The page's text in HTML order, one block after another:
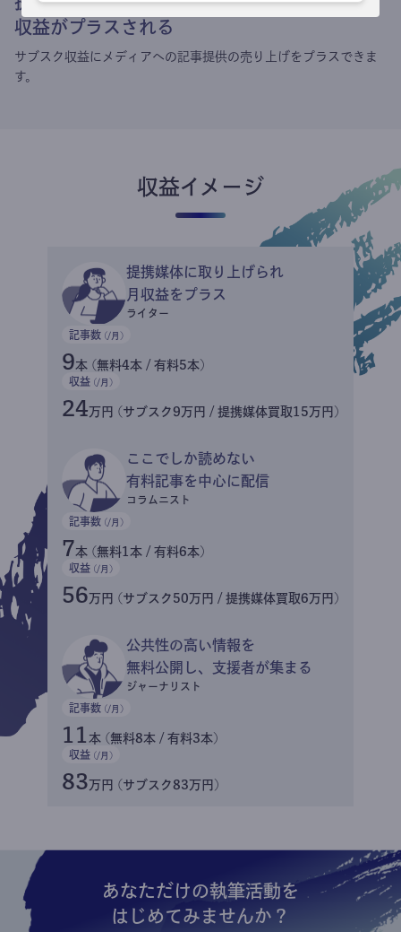
収益がプラスされる
サブスク収益にメディアへの記事提供の売り上げをプラスできま
す。
収益イメージ
提携媒体に取り上げられ
月収益をプラス
ライター
記事数 (/月)
9本 (無料4本 / 有料5本)
収益 (/月)
24万円 (サブスク9万円 / 提携媒体買取15万円)
ここでしか読めない
有料記事を中心に配信
コラムニスト
記事数 (/月)
7本 (無料1本 / 有料6本)
収益 (/月)
56万円 (サブスク50万円 / 提携媒体買取6万円)
公共性の高い情報を
無料公開し、支援者が集まる
ジャーナリスト
記事数 (/月)
11 本 (無料8本 / 有料3本)
収益 (/月)
83万円 (サブスク83万円)
あなただけの執筆活動を
はじめてみませんか？